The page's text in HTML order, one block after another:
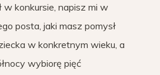
w konkursie, napisz mi w
posta, jaki masz pomysł
w konkretnym wieku, a
wybiorę pięć